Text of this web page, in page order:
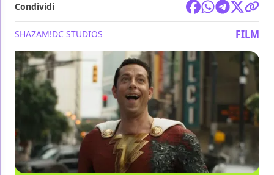
Condividi
SHAZAM!DC STUDIOS FILM